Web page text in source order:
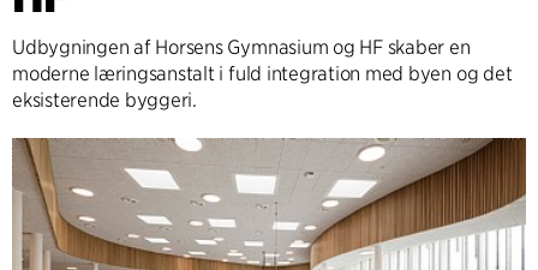
Udbygningen af Horsens Gymnasium og HF skaber en
moderne læringsanstalt i fuld integration med byen og det
eksisterende byggeri.